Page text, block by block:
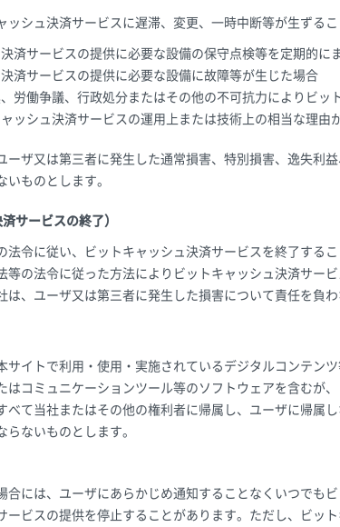
ッシュ決済サービスに遅滞、変更、一時中断等が生ずるこ
決済サービスの提供に必要な設備の保守点検等を定期的に
決済サービスの提供に必要な設備に故障等が生じた場合
、労働争議、行政処分またはその他の不可抗力によりビ
ャッシュ決済サービスの運用上または技術上の相当な理由
ーザ又は第三者に発生した通常損害、特別損害、逸失利
いものとします。
サービスの終了）
法令に従い、ビットキャッシュ決済サービスを終了するこ
等の法令に従った方法によりビットキャッシュ決済サー
は、ユーザ又は第三者に発生した損害について責任を負わ
サイトで利用・使用・実施されているデジタルコンテン
はコミュニケーションツール等のソフトウェアを含むが
べて当社またはその他の権利者に帰属し、ユーザに帰属
らないものとします。
合には、ユーザにあらかじめ通知することなくいつでも
ービスの提供を停止することがあります。ただし、ビッ